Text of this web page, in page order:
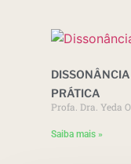
PRÁTICA
Profa. Dra. Yeda
Saiba mais »